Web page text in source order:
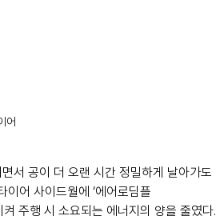
어
서 공이 더 오랜 시간 정밀하게 날아가도
어 사이드월에 ‘에어로딤플
주행 시 소요되는 에너지의 양을 줄였다.